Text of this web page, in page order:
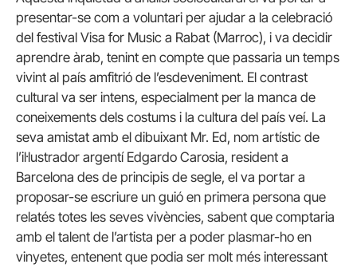
presentar-se com a voluntari per ajudar a la celebració
del festival Visa for Music a Rabat (Marroc), i va decidir
aprendre àrab, tenint en compte que passaria un temps
vivint al país amfitrió de l’esdeveniment. El contrast
cultural va ser intens, especialment per la manca de
coneixements dels costums i la cultura del país veí. La
seva amistat amb el dibuixant Mr. Ed, nom artístic de
l’il·lustrador argentí Edgardo Carosia, resident a
Barcelona des de principis de segle, el va portar a
proposar-se escriure un guió en primera persona que
relatés totes les seves vivències, sabent que comptaria
amb el talent de l’artista per a poder plasmar-ho en
vinyetes, entenent que podia ser molt més interessant